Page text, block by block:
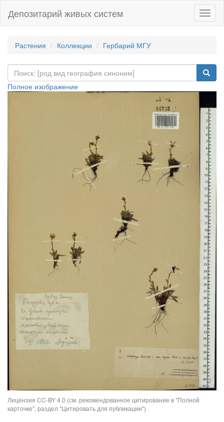
Депозитарий живых систем
Растения Коллекции Гербарий МГУ
Полное изображение
Лицензия CC-BY 4.0 (см. рекомендованное цитирование в "Полной
карточке", раздел "Цитировать для публикации")